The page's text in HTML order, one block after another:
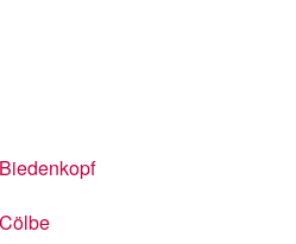
Biedenkopf
Cölbe